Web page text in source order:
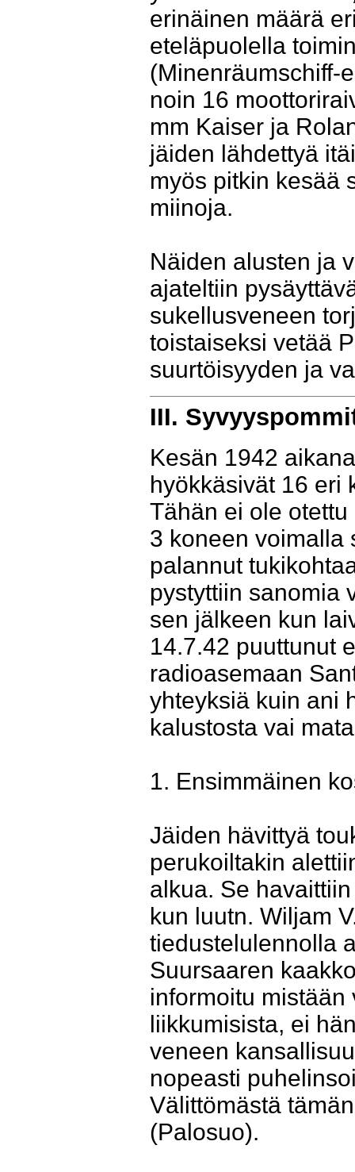
erinäinen määrä
eteläpuolella
(Minenräumschiff-
noin 16
mm Kaiser ja
jäiden lähdettyä
myös pitkin kesää
miinoja.
Näiden alusten ja
ajateltiin
sukellusveneen
toistaiseksi vetää
suurtöisyyden ja
III.
Kesän 1942
hyökkäsivät 16 eri
Tähän ei ole
3 koneen voimalla
palannut
pystyttiin sanomia
sen jälkeen kun
14.7.42 puuttunut
radioasemaan
yhteyksiä kuin ani
kalustosta vai
1. Ensimmäinen
Jäiden hävittyä
perukoiltakin
alkua. Se
kun luutn. Wiljam
tiedustelulennolla
Suursaaren
informoitu
liikkumisista, ei
veneen
nopeasti
Välittömästä
(Palosuo).